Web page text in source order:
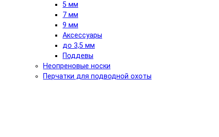
5 мм
7 мм
9 мм
Аксессуары
до 3,5 мм
Поддевы
Неопреновые носки
Перчатки для подводной охоты